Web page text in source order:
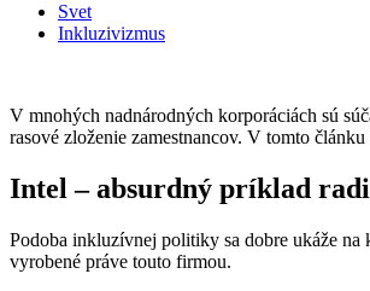
Svet
Inkluzivizmus
V mnohých nadnárodných korporáciách sú
rasové zloženie zamestnancov. V tomto
Intel – absurdný príklad
Podoba inkluzívnej politiky sa dobre ukáže
vyrobené práve touto firmou.